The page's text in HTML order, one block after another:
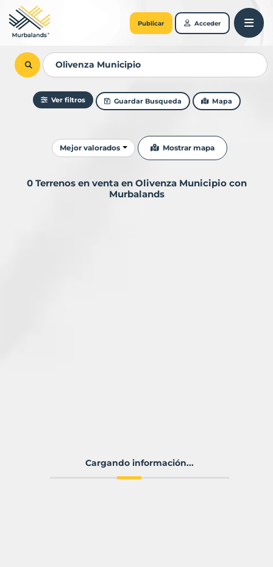
Publicar Acceder
Ver filtros Guardar Busqueda Mapa
Ordenar resultados
Mejor valorados Mostrar mapa
0 Terrenos en venta en Olivenza Municipio con
Murbalands
Cargando información...